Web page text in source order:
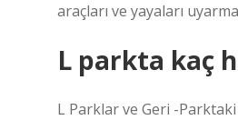
araçları ve yayaları
L parkta kaç
L Parklar ve Geri -